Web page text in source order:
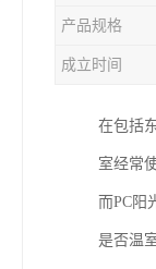
产品规格
成立时间
在包括
室经常
而PC阳
是否温